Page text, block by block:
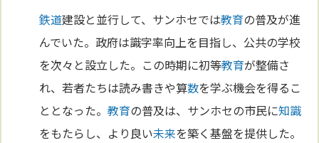
鉄道建設と並行して、サンホセでは教育の普及が進
んでいた。政府は識字率向上を目指し、公共の学校
を次々と設立した。この時期に初等教育が整備さ
れ、若者たちは読み書きや算数を学ぶ機会を得るこ
ととなった。教育の普及は、サンホセの市民に知識
をもたらし、より良い未来を築く基盤を提供した。